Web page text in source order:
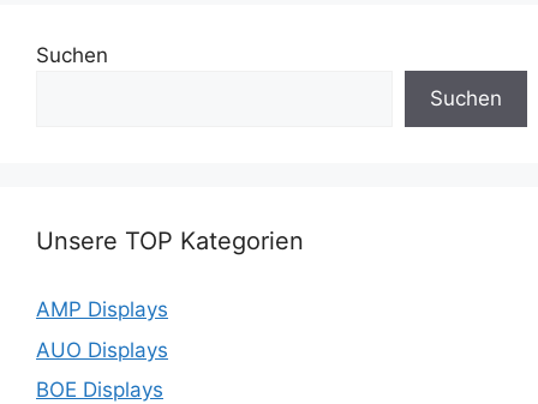
Suchen
Suchen
Unsere TOP Kategorien
AMP Displays
AUO Displays
BOE Displays